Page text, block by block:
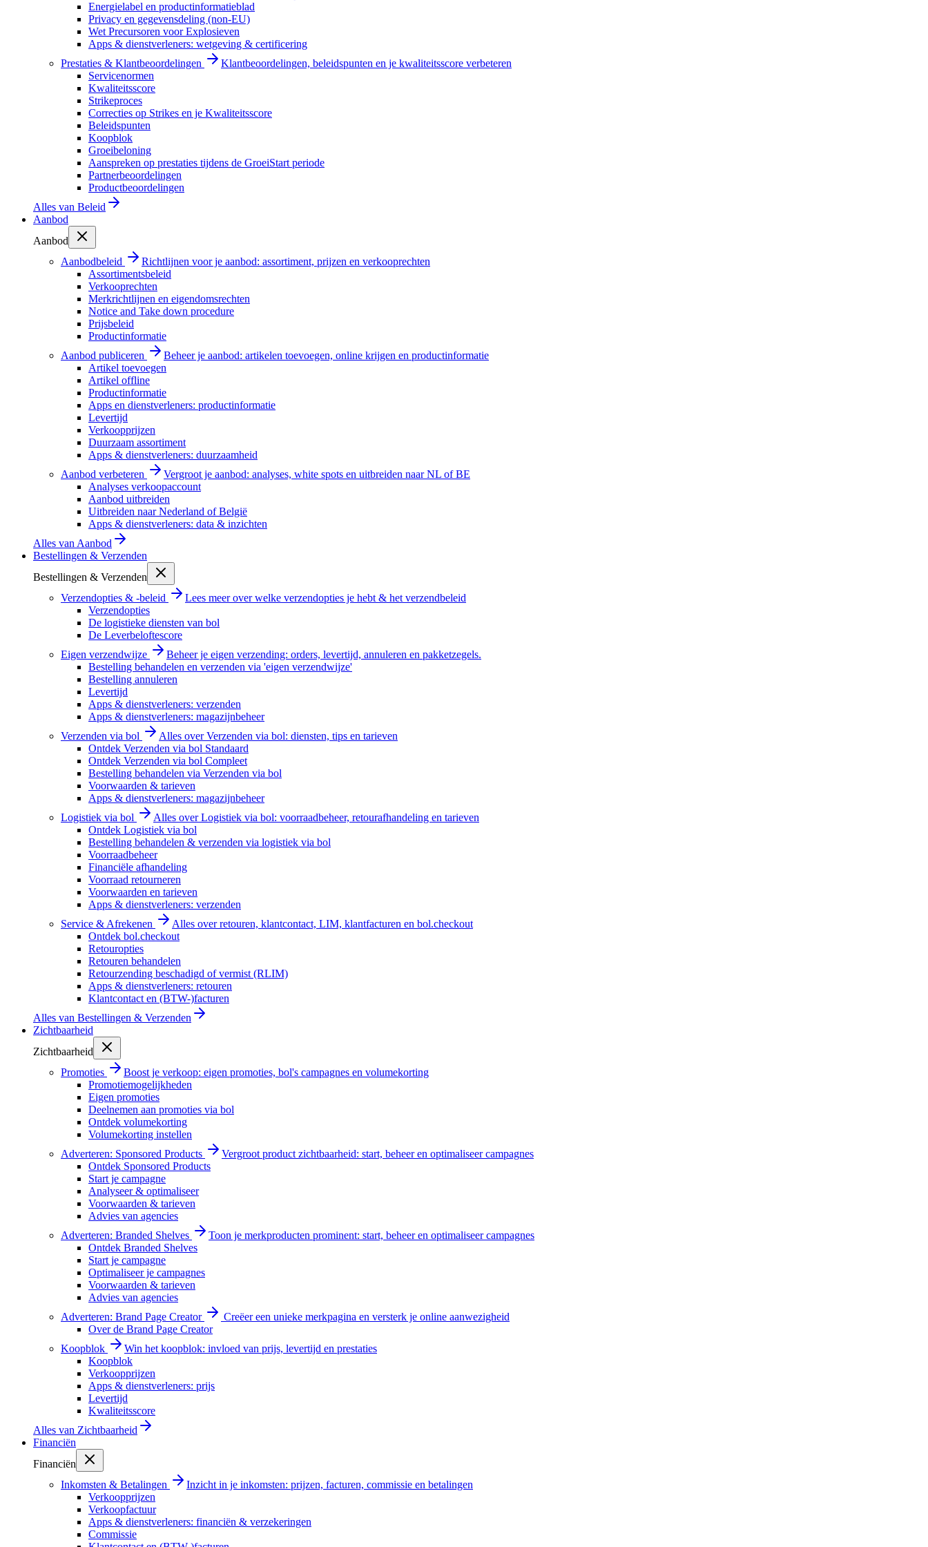
Energielabel en productinformatieblad
Privacy en gegevensdeling (non-EU)
Wet Precursoren voor Explosieven
Apps & dienstverleners: wetgeving & certificering
Prestaties & Klantbeoordelingen
Klantbeoordelingen, beleidspunten en je kwaliteitsscore verbeteren
Servicenormen
Kwaliteitsscore
Strikeproces
Correcties op Strikes en je Kwaliteitsscore
Beleidspunten
Koopblok
Groeibeloning
Aanspreken op prestaties tijdens de GroeiStart periode
Partnerbeoordelingen
Productbeoordelingen
Alles van Beleid
Aanbod
Aanbod
Aanbodbeleid
Richtlijnen voor je aanbod: assortiment, prijzen en verkooprechten
Assortimentsbeleid
Verkooprechten
Merkrichtlijnen en eigendomsrechten
Notice and Take down procedure
Prijsbeleid
Productinformatie
Aanbod publiceren
Beheer je aanbod: artikelen toevoegen, online krijgen en productinformatie
Artikel toevoegen
Artikel offline
Productinformatie
Apps en dienstverleners: productinformatie
Levertijd
Verkoopprijzen
Duurzaam assortiment
Apps & dienstverleners: duurzaamheid
Aanbod verbeteren
Vergroot je aanbod: analyses, white spots en uitbreiden naar NL of BE
Analyses verkoopaccount
Aanbod uitbreiden
Uitbreiden naar Nederland of België
Apps & dienstverleners: data & inzichten
Alles van Aanbod
Bestellingen & Verzenden
Bestellingen & Verzenden
Verzendopties & -beleid
Lees meer over welke verzendopties je hebt & het verzendbeleid
Verzendopties
De logistieke diensten van bol
De Leverbeloftescore
Eigen verzendwijze
Beheer je eigen verzending: orders, levertijd, annuleren en pakketzegels.
Bestelling behandelen en verzenden via 'eigen verzendwijze'
Bestelling annuleren
Levertijd
Apps & dienstverleners: verzenden
Apps & dienstverleners: magazijnbeheer
Verzenden via bol
Alles over Verzenden via bol: diensten, tips en tarieven
Ontdek Verzenden via bol Standaard
Ontdek Verzenden via bol Compleet
Bestelling behandelen via Verzenden via bol
Voorwaarden & tarieven
Apps & dienstverleners: magazijnbeheer
Logistiek via bol
Alles over Logistiek via bol: voorraadbeheer, retourafhandeling en tarieven
Ontdek Logistiek via bol
Bestelling behandelen & verzenden via logistiek via bol
Voorraadbeheer
Financiële afhandeling
Voorraad retourneren
Voorwaarden en tarieven
Apps & dienstverleners: verzenden
Service & Afrekenen
Alles over retouren, klantcontact, LIM, klantfacturen en bol.checkout
Ontdek bol.checkout
Retouropties
Retouren behandelen
Retourzending beschadigd of vermist (RLIM)
Apps & dienstverleners: retouren
Klantcontact en (BTW-)facturen
Alles van Bestellingen & Verzenden
Zichtbaarheid
Zichtbaarheid
Promoties
Boost je verkoop: eigen promoties, bol's campagnes en volumekorting
Promotiemogelijkheden
Eigen promoties
Deelnemen aan promoties via bol
Ontdek volumekorting
Volumekorting instellen
Adverteren: Sponsored Products
Vergroot product zichtbaarheid: start, beheer en optimaliseer campagnes
Ontdek Sponsored Products
Start je campagne
Analyseer & optimaliseer
Voorwaarden & tarieven
Advies van agencies
Adverteren: Branded Shelves
Toon je merkproducten prominent: start, beheer en optimaliseer campagnes
Ontdek Branded Shelves
Start je campagne
Optimaliseer je campagnes
Voorwaarden & tarieven
Advies van agencies
Adverteren: Brand Page Creator
Creëer een unieke merkpagina en versterk je online aanwezigheid
Over de Brand Page Creator
Koopblok
Win het koopblok: invloed van prijs, levertijd en prestaties
Koopblok
Verkoopprijzen
Apps & dienstverleners: prijs
Levertijd
Kwaliteitsscore
Alles van Zichtbaarheid
Financiën
Financiën
Inkomsten & Betalingen
Inzicht in je inkomsten: prijzen, facturen, commissie en betalingen
Verkoopprijzen
Verkoopfactuur
Apps & dienstverleners: financiën & verzekeringen
Commissie